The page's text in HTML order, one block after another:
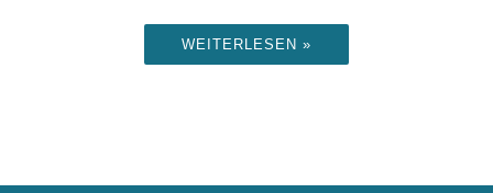
WEITERLESEN »